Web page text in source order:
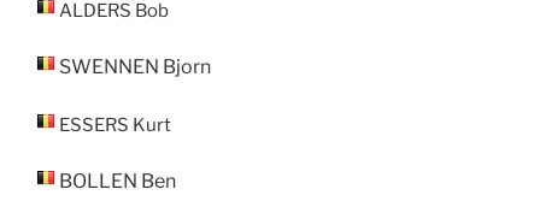
ALDERS Bob
SWENNEN Bjorn
ESSERS Kurt
BOLLEN Ben